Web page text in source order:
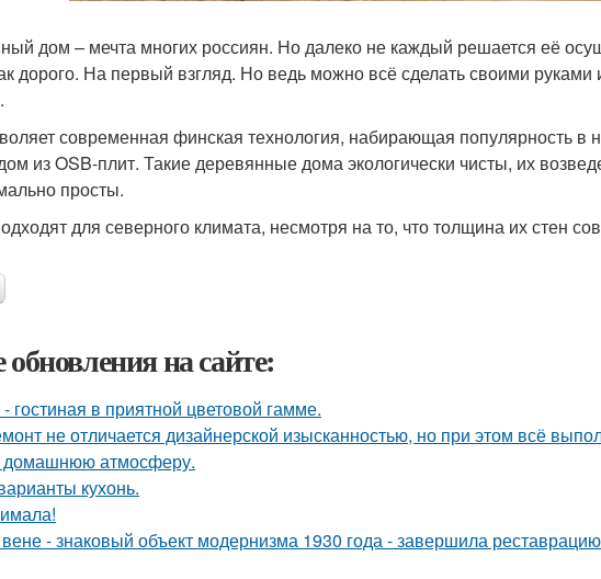
дом – мечта многих россиян. Но далеко не каждый решается её
дорого. На первый взгляд. Но ведь можно всё сделать своими руками
современная финская технология, набирающая популярность в
из OSB-плит. Такие деревянные дома экологически чисты, их
просты.
для северного климата, несмотря на то, что толщина их стен
на сайте:
гостиная в приятной цветовой гамме.
не отличается дизайнерской изысканностью, но при этом всё
домашнюю атмосферу.
кухонь.
- знаковый объект модернизма 1930 года - завершила